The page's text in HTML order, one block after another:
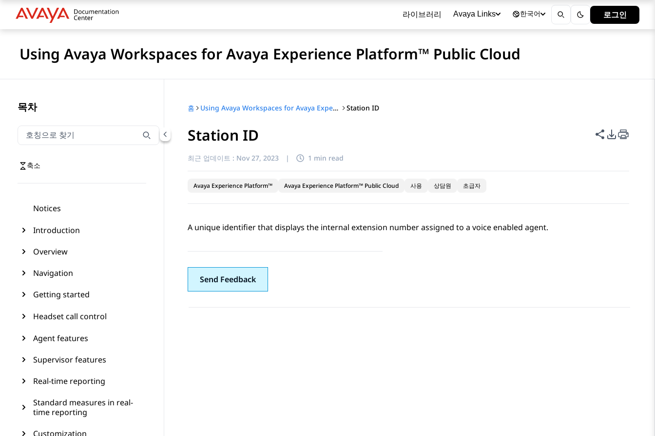
라이브러리 Avaya Links 한국어 로그인
Using Avaya Workspaces for Avaya Experience Platform™ Public Cloud
목차
호칭으로 찾기
호칭으로 찾기 항목을 필터링하려면 입력합니다.
축소
Notices
Introduction
Overview
Navigation
Getting started
Headset call control
Agent features
Supervisor features
Real-time reporting
Standard measures in real-
time reporting
Customization
홈 Using Avaya Workspaces for Avaya Experience Platform™ Public Cloud Station ID
Station ID 이 페이지 공
PDF 내보
최근 업데이트 : Nov 27, 2023 | 1 min read
Avaya Experience Platform™ Avaya Experience Platform™ Public Cloud 사용 상담원 초급자
A unique identifier that displays the internal extension number assigned to a voice enabled agent.
Send Feedback